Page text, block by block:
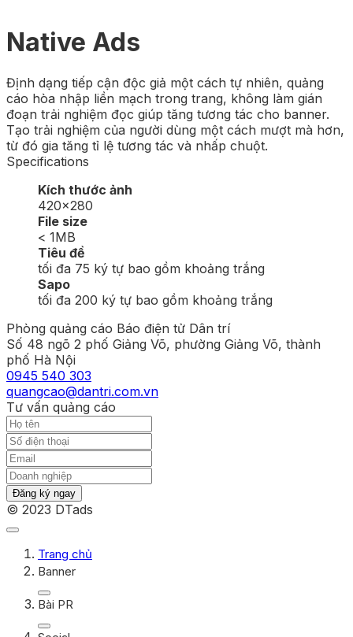
Native Ads
Định dạng tiếp cận độc giả một cách tự nhiên, quảng
cáo hòa nhập liền mạch trong trang, không làm gián
đoạn trải nghiệm đọc giúp tăng tương tác cho banner.
Tạo trải nghiệm của người dùng một cách mượt mà hơn,
từ đó gia tăng tỉ lệ tương tác và nhấp chuột.
Specifications
Kích thước ảnh
420×280
File size
< 1MB
Tiêu đề
tối đa 75 ký tự bao gồm khoảng trắng
Sapo
tối đa 200 ký tự bao gồm khoảng trắng
Phòng quảng cáo Báo điện tử Dân trí
Số 48 ngõ 2 phố Giảng Võ, phường Giảng Võ, thành
phố Hà Nội
0945 540 303
quangcao@dantri.com.vn
Tư vấn quảng cáo
Đăng ký ngay
© 2023 DTads
Trang chủ
Banner
Bài PR